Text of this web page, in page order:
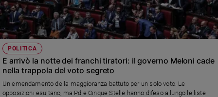
Sport
Interviste
Papa
Papa
Chiesa
Chiesa
POLITICA
E arrivò la notte dei franchi tiratori: il governo Meloni cade
nella trappola del voto segreto
Un emendamento della maggioranza battuto per un solo voto. Le
opposizioni esultano, ma Pd e Cinque Stelle hanno difeso a lungo le liste